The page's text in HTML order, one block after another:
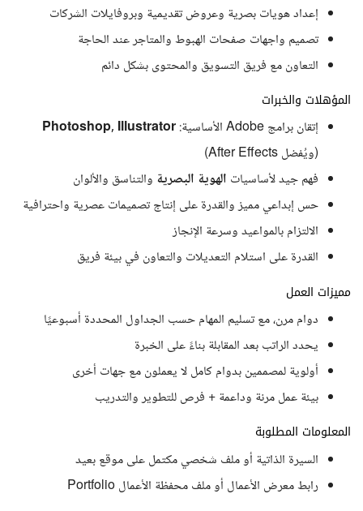
إعداد هويات بصرية وعروض تقديمية وبروفايلات الشركات
تصميم واجهات صفحات الهبوط والمتاجر عند الحاجة
التعاون مع فريق التسويق والمحتوى بشكل دائم
المؤهلات والخبرات
إتقان برامج Adobe الأساسية:
Photoshop, Illustrator
(ويُفضل After Effects)
فهم جيد لأساسيات الهوية البصرية والتناسق والألوان
حس إبداعي مميز والقدرة على إنتاج تصميمات عصرية واحترافية
الالتزام بالمواعيد وسرعة الإنجاز
القدرة على استلام التعديلات والتعاون في بيئة فريق
مميزات العمل
دوام مرن، مع تسليم المهام حسب الجداول المحددة أسبوعيًا
يحدد الراتب بعد المقابلة بناءً على الخبرة
أولوية لمصممين بدوام كامل لا يعملون مع جهات أخرى
بيئة عمل مرنة وداعمة + فرص للتطوير والتدريب
المعلومات المطلوبة
السيرة الذاتية أو ملف شخصي مكتمل على موقع بعيد
رابط معرض الأعمال أو ملف محفظة الأعمال Portfolio